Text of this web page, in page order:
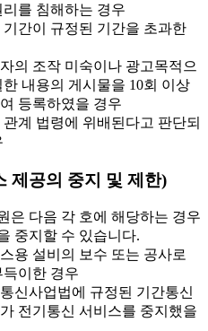
리를 침해하는 경우
기간이 규정된 기간을 초과한
의 조작 미숙이나 광고목적으
한 내용의 게시물을 10회 이상
등록하였을 경우
관계 법령에 위배된다고 판단되
제공의 중지 및 제한)
은 다음 각 호에 해당하는 경우
중지할 수 있습니다.
용 설비의 보수 또는 공사로
득이한 경우
신사업법에 규정된 기간통신
전기통신 서비스를 중지했을